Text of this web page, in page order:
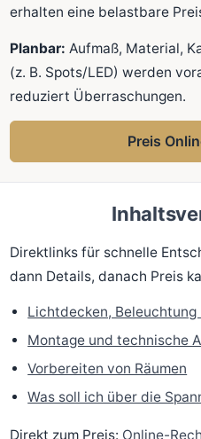
erhalten eine belastbare
Planbar: Aufmaß, Material,
(z. B. Spots/LED) werden
reduziert Überraschungen.
Preis
Direktlinks für schnelle
dann Details, danach Preis
Lichtdecken, Beleuchtung
Montage und technische
Vorbereiten von Räumen
Was soll ich über die
Direkt zum Preis: Online-